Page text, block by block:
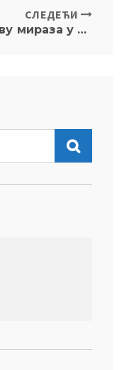
СЛЕДЕЋИ
FORVM ROMANVM “О праву мираза у которском Статуту, штампаном 1616. године у Венецији” Јанко Пауновић, Правни факултет Универзитета у Бечу, петак, 29. март 2024, у 19:00 у амф. VI и онлајн